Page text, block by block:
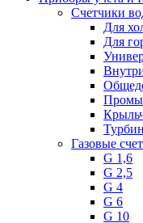
Счетчики
Для
Для
Газовые
G 1,6
G 2,5
G 4
G 6
G 10